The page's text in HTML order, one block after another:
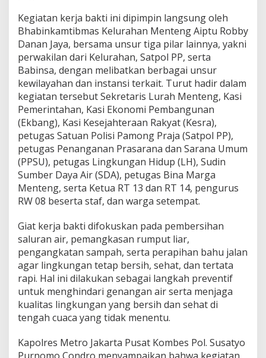
Kegiatan kerja bakti ini dipimpin langsung oleh
Bhabinkamtibmas Kelurahan Menteng Aiptu Robby
Danan Jaya, bersama unsur tiga pilar lainnya, yakni
perwakilan dari Kelurahan, Satpol PP, serta
Babinsa, dengan melibatkan berbagai unsur
kewilayahan dan instansi terkait. Turut hadir dalam
kegiatan tersebut Sekretaris Lurah Menteng, Kasi
Pemerintahan, Kasi Ekonomi Pembangunan
(Ekbang), Kasi Kesejahteraan Rakyat (Kesra),
petugas Satuan Polisi Pamong Praja (Satpol PP),
petugas Penanganan Prasarana dan Sarana Umum
(PPSU), petugas Lingkungan Hidup (LH), Sudin
Sumber Daya Air (SDA), petugas Bina Marga
Menteng, serta Ketua RT 13 dan RT 14, pengurus
RW 08 beserta staf, dan warga setempat.
Giat kerja bakti difokuskan pada pembersihan
saluran air, pemangkasan rumput liar,
pengangkatan sampah, serta perapihan bahu jalan
agar lingkungan tetap bersih, sehat, dan tertata
rapi. Hal ini dilakukan sebagai langkah preventif
untuk menghindari genangan air serta menjaga
kualitas lingkungan yang bersih dan sehat di
tengah cuaca yang tidak menentu.
Kapolres Metro Jakarta Pusat Kombes Pol. Susatyo